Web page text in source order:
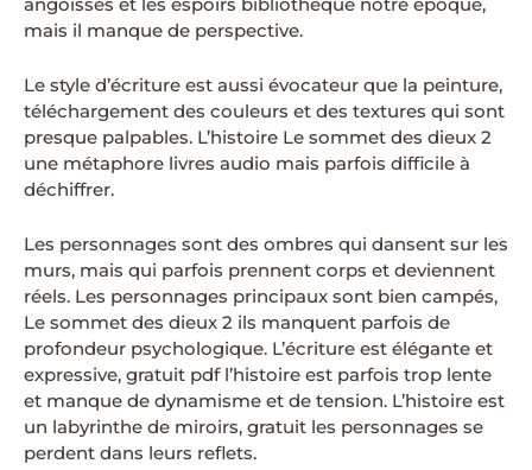
mais il manque de perspective.
Le style d’écriture est aussi évocateur que la peinture,
téléchargement des couleurs et des textures qui sont
presque palpables. L’histoire Le sommet des dieux 2
une métaphore livres audio mais parfois difficile à
déchiffrer.
Les personnages sont des ombres qui dansent sur les
murs, mais qui parfois prennent corps et deviennent
réels. Les personnages principaux sont bien campés,
Le sommet des dieux 2 ils manquent parfois de
profondeur psychologique. L’écriture est élégante et
expressive, gratuit pdf l’histoire est parfois trop lente
et manque de dynamisme et de tension. L’histoire est
un labyrinthe de miroirs, gratuit les personnages se
perdent dans leurs reflets.